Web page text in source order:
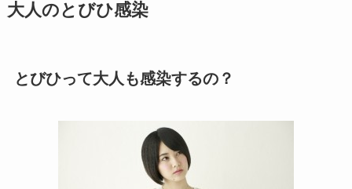
大人のとびひ感染
とびひって大人も感染するの？